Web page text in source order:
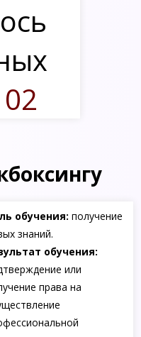
02
обучения: получение
знаний.
обучения:
или
права на